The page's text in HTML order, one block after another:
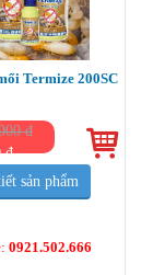
Termize 200SC
đ
đ
sản phẩm
0921.502.666